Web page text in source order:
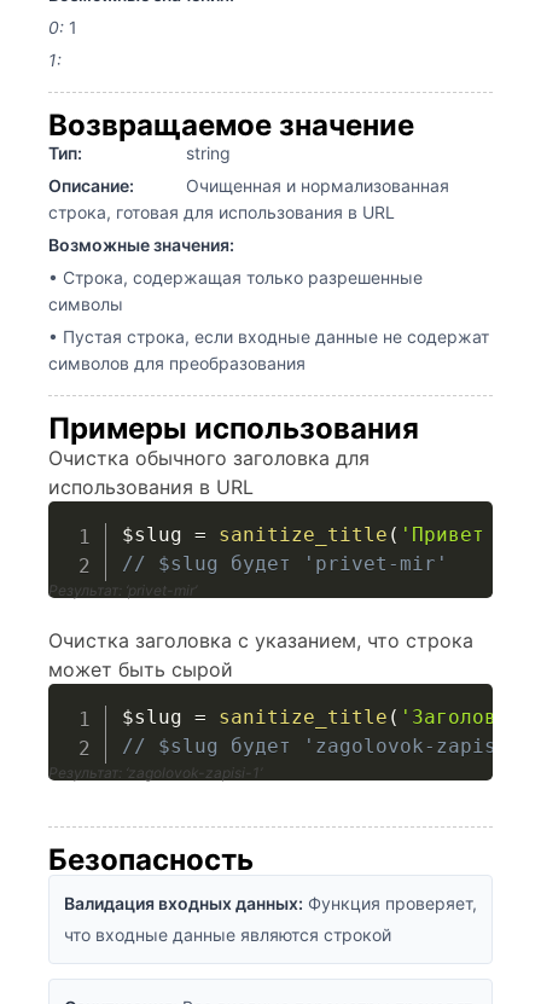
0: 1
1:
Возвращаемое значение
Тип:
string
Описание:
Очищенная и нормализованная
строка, готовая для использования в URL
Возможные значения:
• Строка, содержащая только разрешенные
символы
• Пустая строка, если входные данные не содержат
символов для преобразования
Примеры использования
Очистка обычного заголовка для
использования в URL
$slug = sanitize_title ( 'Привет
// $slug будет 'privet-mir'
Результат: ‘privet-mir’
Очистка заголовка с указанием, что строка
может быть сырой
$slug = sanitize_title ( 'Заголовок
// $slug будет 'zagolovok-zapisi-
Результат: ‘zagolovok-zapisi-1’
Безопасность
Валидация входных данных: Функция проверяет,
что входные данные являются строкой